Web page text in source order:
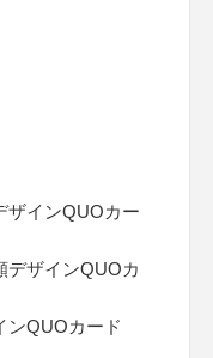
インQUOカー
ザインQUOカ
QUOカード